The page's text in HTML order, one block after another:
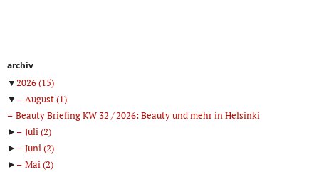
archiv
▼2026(15)
▼
August(1)
Beauty Briefing KW 32 / 2026: Beauty und mehr in Helsinki
►
Juli(2)
►
Juni(2)
►
Mai(2)